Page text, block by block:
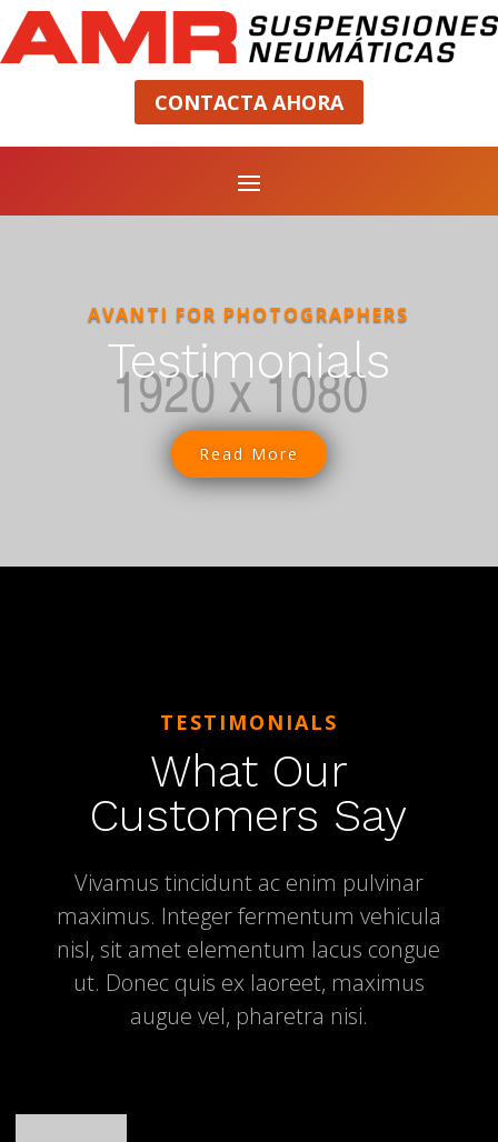
CONTACTA AHORA
AVANTI FOR PHOTOGRAPHERS
Testimonials
Read More
TESTIMONIALS
What Our
Customers Say
Vivamus tincidunt ac enim pulvinar
maximus. Integer fermentum vehicula
nisl, sit amet elementum lacus congue
ut. Donec quis ex laoreet, maximus
augue vel, pharetra nisi.